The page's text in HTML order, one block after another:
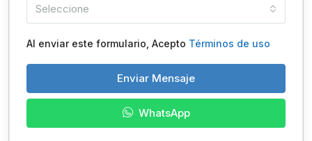
Seleccione
Al enviar este formulario, Acepto Términos de uso
Enviar Mensaje
WhatsApp